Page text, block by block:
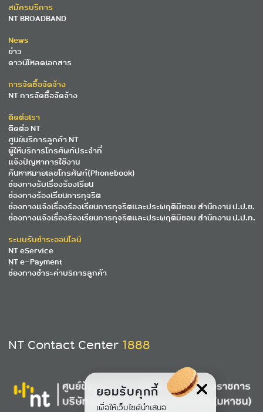
ยอมรับคุกกี้
เพื่อให้เว็บไซต์นำเสนอ
สมัครบริการ
NT BROADBAND
News
ข่าว
ดาวน์โหลดเอกสาร
การจัดซื้อจัดจ้าง
NT การจัดซื้อจัดจ้าง
ติดต่อเรา
ติดต่อ NT
ศูนย์บริการลูกค้า NT
ผู้ให้บริการโทรศัพท์ประจำที่
แจ้งปัญหาการใช้งาน
ค้นหาหมายเลขโทรศัพท์(Phonebook)
ช่องทางรับเรื่องร้องเรียน
ช่องทางร้องเรียนการทุจริต
ช่องทางแจ้งเรื่องร้องเรียนการทุจริตและประพฤติมิชอบ สำนักงาน ป.ป.ช.
ช่องทางแจ้งเรื่องร้องเรียนการทุจริตและประพฤติมิชอบ สำนักงาน ป.ป.ท.
ระบบรับชำระออนไลน์
NT eService
NT e-Payment
ช่องทางชำระค่าบริการลูกค้า
NT Contact Center 1888